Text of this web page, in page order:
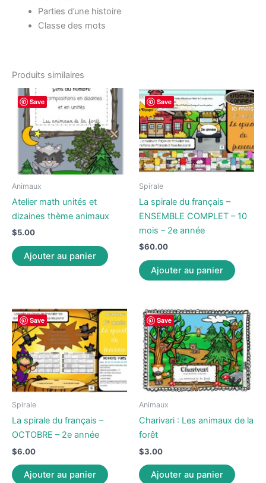
Parties d’une histoire
Classe des mots
Produits similaires
Save
Animaux
Atelier math unités et
dizaines thème animaux
$5.00
Ajouter au panier
Save
Spirale
La spirale du français –
ENSEMBLE COMPLET – 10
mois – 2e année
$60.00
Ajouter au panier
Save
Spirale
La spirale du français –
OCTOBRE – 2e année
$6.00
Ajouter au panier
Save
Animaux
Charivari : Les animaux de la
forêt
$3.00
Ajouter au panier